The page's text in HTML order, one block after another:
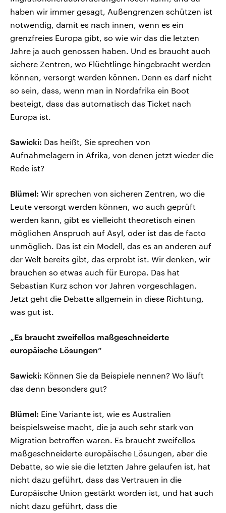
haben wir immer gesagt, Außengrenzen schützen ist
notwendig, damit es nach innen, wenn es ein
grenzfreies Europa gibt, so wie wir das die letzten
Jahre ja auch genossen haben. Und es braucht auch
sichere Zentren, wo Flüchtlinge hingebracht werden
können, versorgt werden können. Denn es darf nicht
so sein, dass, wenn man in Nordafrika ein Boot
besteigt, dass das automatisch das Ticket nach
Europa ist.
Sawicki: Das heißt, Sie sprechen von
Aufnahmelagern in Afrika, von denen jetzt wieder die
Rede ist?
Blümel: Wir sprechen von sicheren Zentren, wo die
Leute versorgt werden können, wo auch geprüft
werden kann, gibt es vielleicht theoretisch einen
möglichen Anspruch auf Asyl, oder ist das de facto
unmöglich. Das ist ein Modell, das es an anderen auf
der Welt bereits gibt, das erprobt ist. Wir denken, wir
brauchen so etwas auch für Europa. Das hat
Sebastian Kurz schon vor Jahren vorgeschlagen.
Jetzt geht die Debatte allgemein in diese Richtung,
was gut ist.
„Es braucht zweifellos maßgeschneiderte
europäische Lösungen“
Sawicki: Können Sie da Beispiele nennen? Wo läuft
das denn besonders gut?
Blümel: Eine Variante ist, wie es Australien
beispielsweise macht, die ja auch sehr stark von
Migration betroffen waren. Es braucht zweifellos
maßgeschneiderte europäische Lösungen, aber die
Debatte, so wie sie die letzten Jahre gelaufen ist, hat
nicht dazu geführt, dass das Vertrauen in die
Europäische Union gestärkt worden ist, und hat auch
nicht dazu geführt, dass die